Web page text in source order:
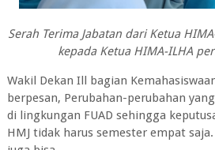
Serah Terima Jabatan dari Ketua
kepada Ketua HIMA-ILHA
Wakil Dekan Ill bagian
berpesan, Perubahan-perubahan
di lingkungan FUAD sehingga
HMJ tidak harus semester empat